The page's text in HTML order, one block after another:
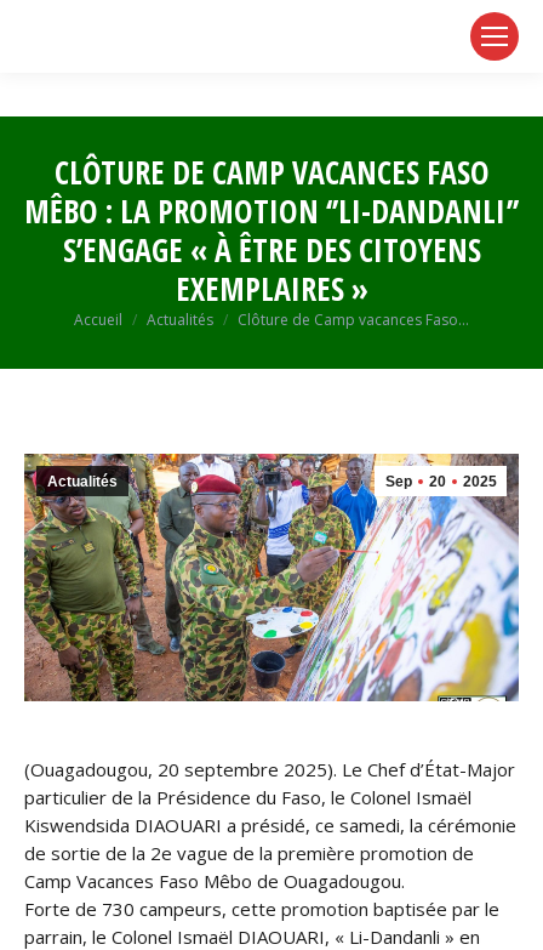
CLÔTURE DE CAMP VACANCES FASO
MÊBO : LA PROMOTION ‘’LI-DANDANLI’’
S’ENGAGE « À ÊTRE DES CITOYENS
EXEMPLAIRES »
Vous êtes ici :
Accueil Actualités Clôture de Camp vacances Faso…
Sep 20 2025
Actualités
(Ouagadougou, 20 septembre 2025). Le Chef d’État-Major
particulier de la Présidence du Faso, le Colonel Ismaël
Kiswendsida DIAOUARI a présidé, ce samedi, la cérémonie
de sortie de la 2e vague de la première promotion de
Camp Vacances Faso Mêbo de Ouagadougou.
Forte de 730 campeurs, cette promotion baptisée par le
parrain, le Colonel Ismaël DIAOUARI, « Li-Dandanli » en